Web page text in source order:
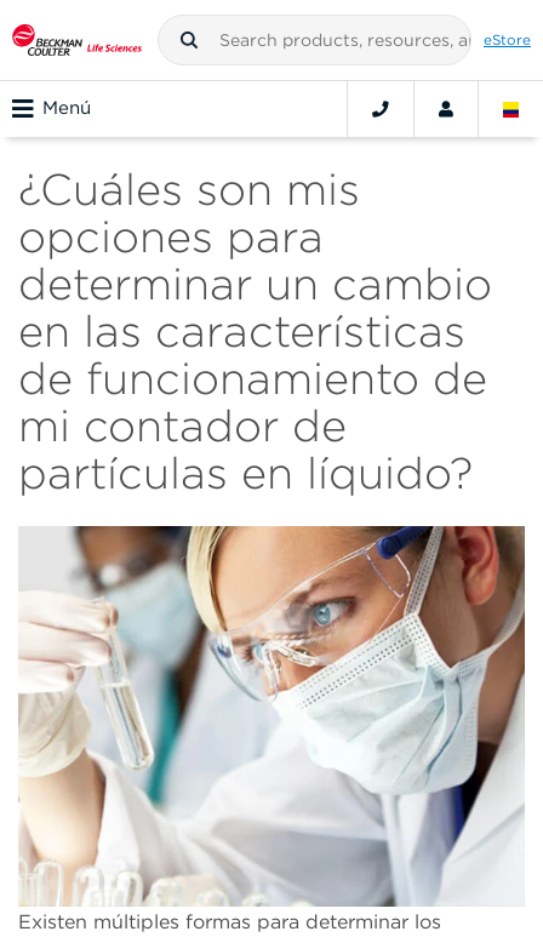
eStore
Menú
¿Cuáles son mis
opciones para
determinar un cambio
en las características
de funcionamiento de
mi contador de
partículas en líquido?
Existen múltiples formas para determinar los